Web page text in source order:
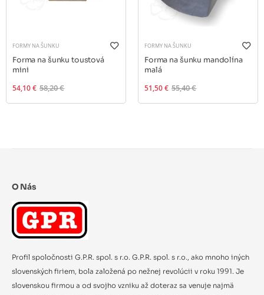
FORMY NA ŠUNKU
Forma na šunku toustová
mini
54,10 € 58,20 €
FORMY NA ŠUNKU
Forma na šunku mandolína
malá
51,50 € 55,40 €
O Nás
Profil spoločnosti G.P.R. spol. s r.o. G.P.R. spol. s r.o., ako mnoho iných
slovenských firiem, bola založená po nežnej revolúcii v roku 1991. Je
slovenskou firmou a od svojho vzniku až doteraz sa venuje najmä